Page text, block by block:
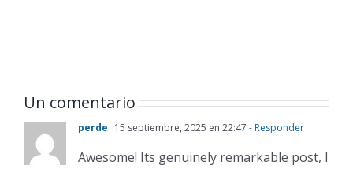
Un comentario
perde 15 septiembre, 2025 en 22:47 - Responder
Awesome! Its genuinely remarkable post, I